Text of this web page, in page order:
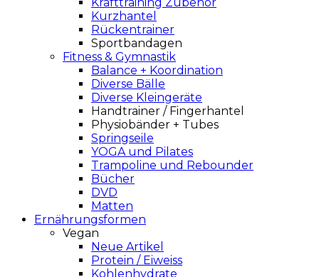
Kurzhantel
Rückentrainer
Sportbandagen
Fitness & Gymnastik
Balance + Koordination
Diverse Bälle
Diverse Kleingeräte
Handtrainer / Fingerhantel
Physiobänder + Tubes
Springseile
YOGA und Pilates
Trampoline und Rebounder
Bücher
DVD
Matten
Ernährungsformen
Vegan
Neue Artikel
Protein / Eiweiss
Kohlenhydrate